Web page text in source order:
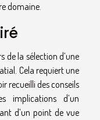
domaine.
de la sélection d’une
Cela requiert une
recueilli des conseils
implications d’un
d’un point de vue